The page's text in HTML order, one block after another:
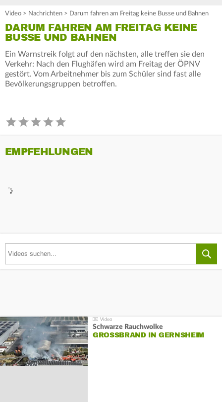
Video > Nachrichten > Darum fahren am Freitag keine Busse und Bahnen
DARUM FAHREN AM FREITAG KEINE
BUSSE UND BAHNEN
Ein Warnstreik folgt auf den nächsten, alle treffen sie den
Verkehr: Nach den Flughäfen wird am Freitag der ÖPNV
gestört. Vom Arbeitnehmer bis zum Schüler sind fast alle
Bevölkerungsgruppen betroffen.
EMPFEHLUNGEN
Schwarze Rauchwolke
GROSSBRAND IN GERNSHEIM